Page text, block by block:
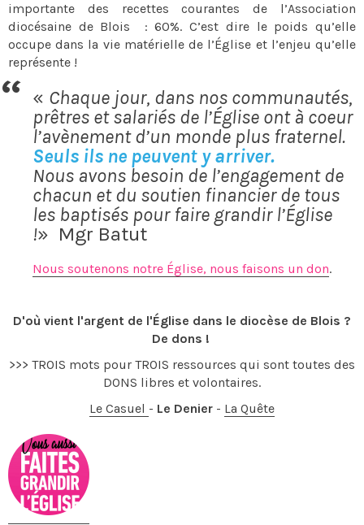
importante des recettes courantes de l’Association
diocésaine de Blois : 60%. C’est dire le poids qu’elle
occupe dans la vie matérielle de l’Église et l’enjeu qu’elle
représente !
« Chaque jour, dans nos communautés,
prêtres et salariés de l’Église ont à coeur
l’avènement d’un monde plus fraternel.
Seuls ils ne peuvent y arriver.
Nous avons besoin de l’engagement de
chacun et du soutien financier de tous
les baptisés pour faire grandir l’Église
!» Mgr Batut
Nous soutenons notre Église, nous faisons un don.
D'où vient l'argent de l'Église dans le diocèse de Blois ?
De dons !
>>> TROIS mots pour TROIS ressources qui sont toutes des
DONS libres et volontaires.
Le Casuel - Le Denier - La Quête